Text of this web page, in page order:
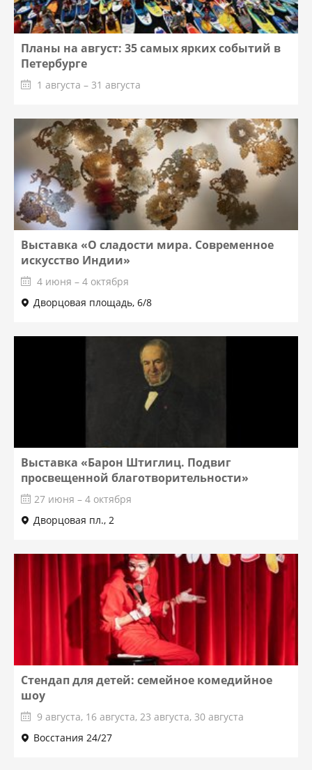
Планы на август: 35 самых ярких событий в
Петербурге
1 августа – 31 августа
Выставка «О сладости мира. Современное
искусство Индии»
4 июня – 4 октября
Дворцовая площадь, 6/8
Выставка «Барон Штиглиц. Подвиг
просвещенной благотворительности»
27 июня – 4 октября
Дворцовая пл., 2
Стендап для детей: семейное комедийное
шоу
9 августа, 16 августа, 23 августа, 30 августа
Восстания 24/27